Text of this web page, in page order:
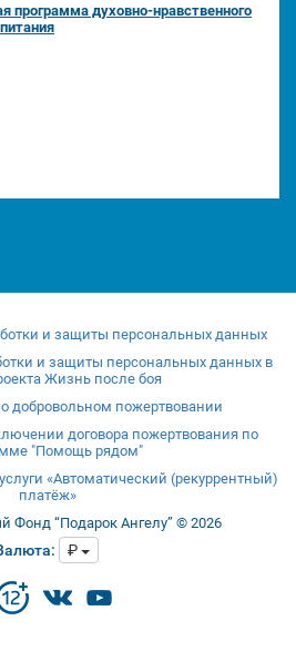
программа духовно-нравственного
и защиты персональных данных
и защиты персональных данных в
Жизнь после боя
добровольном пожертвовании
договора пожертвования по
"Помощь рядом"
«Автоматический (рекуррентный)
платёж»
Фонд “Подарок Ангелу” © 2026
₽